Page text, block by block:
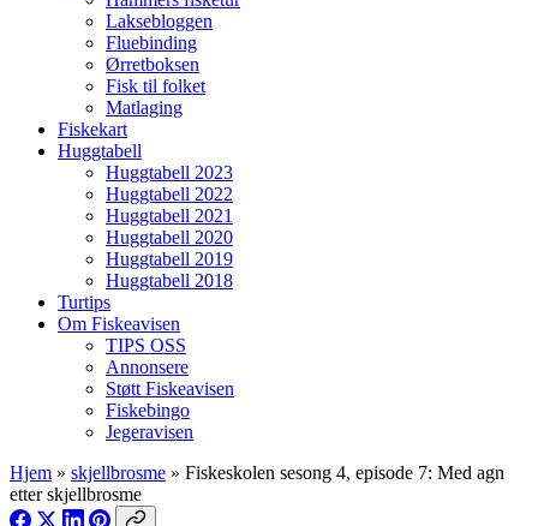
Laksebloggen
Fluebinding
Ørretboksen
Fisk til folket
Matlaging
Fiskekart
Huggtabell
Huggtabell 2023
Huggtabell 2022
Huggtabell 2021
Huggtabell 2020
Huggtabell 2019
Huggtabell 2018
Turtips
Om Fiskeavisen
TIPS OSS
Annonsere
Støtt Fiskeavisen
Fiskebingo
Jegeravisen
Hjem » skjellbrosme » Fiskeskolen sesong 4, episode 7: Med agn
etter skjellbrosme